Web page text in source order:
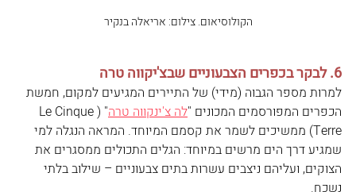
הקולוסיאום. צילום: אריאלה בנקיר
6. לבקר בכפרים הצבעוניים שבצ'יקווה טרה
למרות מספר הגבוה (מידי) של התיירים המגיעים למקום, חמשת
הכפרים המפורסמים המכונים "לה צ'ינקווה טרה
" (Le Cinque
Terre) ממשיכים לשמר את קסמם המיוחד. המראה הנגלה למי
שמגיע דרך הים מרשים במיוחד: הגלים התכולים ממסגרים את
הצוקים, ועליהם ניצבים עשרות בתים צבעוניים – שילוב בלתי